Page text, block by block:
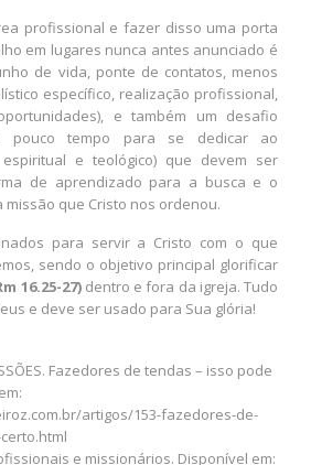
profissional e fazer disso uma porta
em lugares nunca antes anunciado é
de vida, ponte de contatos, menos
específico, realização profissional,
e também um desafio
pouco tempo para se dedicar ao
e teológico) que devem ser
de aprendizado para a busca e o
missão que Cristo nos ordenou.
para servir a Cristo com o que
sendo o objetivo principal glorificar
16.25-27)dentro e fora da igreja. Tudo
e deve ser usado para Sua glória!
Fazedores de tendas – isso pode
artigos/153-fazedores-de-
e missionários. Disponível em: